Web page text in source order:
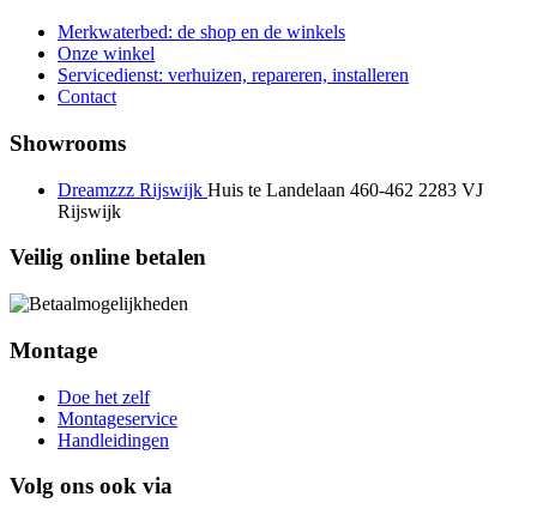
Merkwaterbed: de shop en de winkels
Onze winkel
Servicedienst: verhuizen, repareren, installeren
Contact
Showrooms
Dreamzzz Rijswijk Huis te Landelaan 460-462 2283 VJ
Rijswijk
Veilig online betalen
Montage
Doe het zelf
Montageservice
Handleidingen
Volg ons ook via